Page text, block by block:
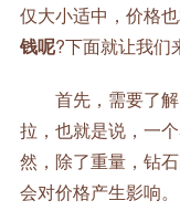
仅大小适中，价格
钱呢?下面就让我们
首先，需要了解
拉，也就是说，一个
然，除了重量，钻
会对价格产生影响。